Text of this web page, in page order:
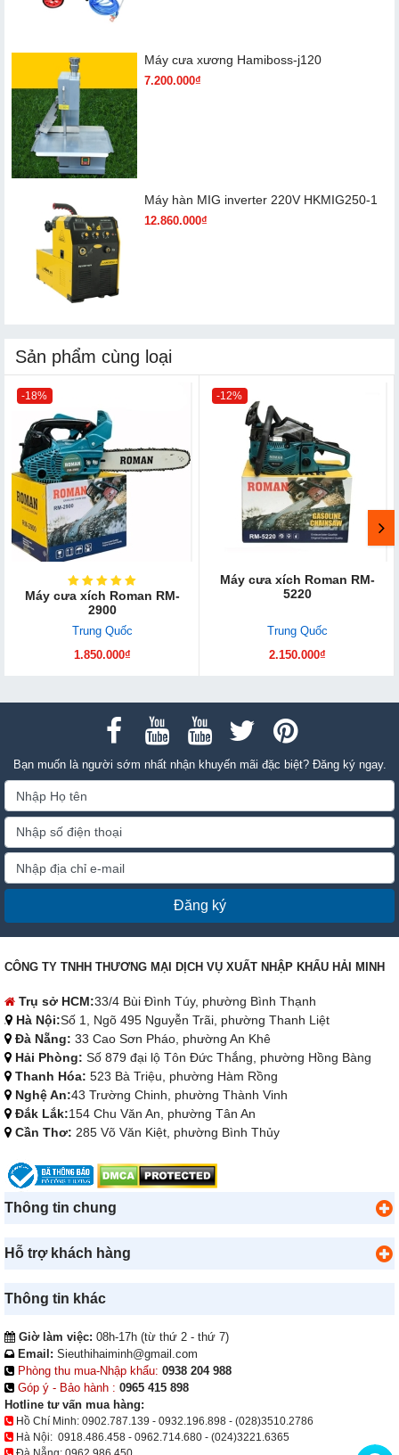
Máy cưa xương Hamiboss-j120
7.200.000₫
Máy hàn MIG inverter 220V HKMIG250-1
12.860.000₫
Sản phẩm cùng loại
-18%
Máy cưa xích Roman RM-
2900
Trung Quốc
1.850.000₫
-12%
Máy cưa xích Roman RM-
5220
Trung Quốc
2.150.000₫
Bạn muốn là người sớm nhất nhận khuyến mãi đặc biệt? Đăng ký ngay.
Đăng ký
CÔNG TY TNHH THƯƠNG MẠI DỊCH VỤ XUẤT NHẬP KHẨU HẢI MINH
Trụ sở HCM:33/4 Bùi Đình Túy, phường Bình Thạnh
Hà Nội:Số 1, Ngõ 495 Nguyễn Trãi, phường Thanh Liệt
Đà Nẵng: 33 Cao Sơn Pháo, phường An Khê
Hải Phòng: Số 879 đại lộ Tôn Đức Thắng, phường Hồng Bàng
Thanh Hóa: 523 Bà Triệu, phường Hàm Rồng
Nghệ An:43 Trường Chinh, phường Thành Vinh
Đắk Lắk:154 Chu Văn An, phường Tân An
Cần Thơ: 285 Võ Văn Kiệt, phường Bình Thủy
Thông tin chung
Hỗ trợ khách hàng
Thông tin khác
Giờ làm việc: 08h-17h (từ thứ 2 - thứ 7)
Email: Sieuthihaiminh@gmail.com
Phòng thu mua-Nhập khẩu: 0938 204 988
Góp ý - Bảo hành : 0965 415 898
Hotline tư vấn mua hàng:
Hồ Chí Minh: 0902.787.139 - 0932.196.898 - (028)3510.2786
Hà Nội: 0918.486.458 - 0962.714.680 - (024)3221.6365